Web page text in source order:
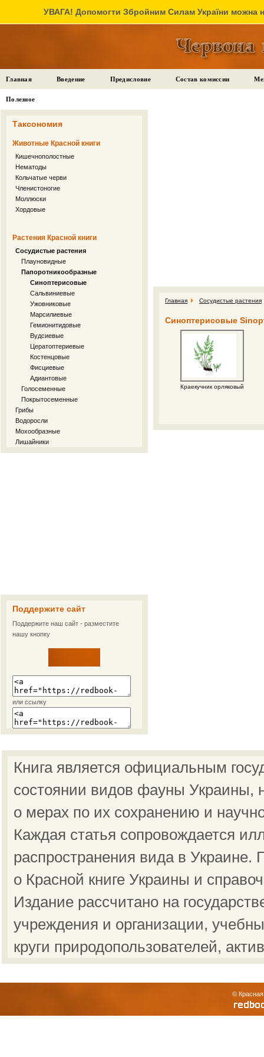
УВАГА! Допомогти Збройним Силам України можна
Главная Введение Предисловие Состав комиссии
Полезное
Таксономия
Животные Красной книги
Кишечнополостные
Нематоды
Кольчатые черви
Членистоногие
Моллюски
Хордовые
Растения Красной книги
Сосудистые растения
Плауновидные
Папоротникообразные
Синоптерисовые
Сальвиниевые
Ужовниковые
Марсилиевые
Гемионитидовые
Вудсиевые
Цератоптериевые
Костенцовые
Фисциевые
Адиантовые
Голосеменные
Покрытосеменные
Грибы
Водоросли
Мохообразные
Лишайники
Поддержите сайт
Поддержите наш сайт - разместите
нашу кнопку
или ссылку
Главная Сосудистые растения
Синоптерисовые
Краекучник орляковый
Книга является официальным
состоянии видов фауны Украины,
о мерах по их сохранению и
Каждая статья сопровождается
распространения вида в
о Красной книге Украины и
Издание рассчитано на
учреждения и организации,
круги природопользователей,
©